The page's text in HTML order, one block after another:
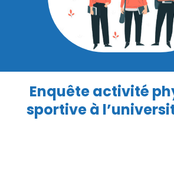
Enquête activité
sportive à